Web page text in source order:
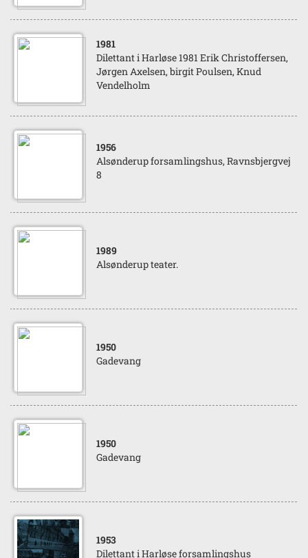
1981
Dilettant i Harløse 1981 Erik Christoffersen,
Jørgen Axelsen, birgit Poulsen, Knud
Vendelholm
1956
Alsønderup forsamlingshus, Ravnsbjergvej
8
1989
Alsønderup teater.
1950
Gadevang
1950
Gadevang
1953
Dilettant i Harløse forsamlingshus